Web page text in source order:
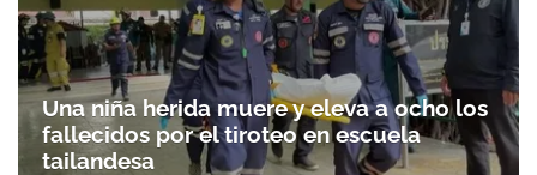
Una niña herida muere y eleva a ocho los
fallecidos por el tiroteo en escuela
tailandesa